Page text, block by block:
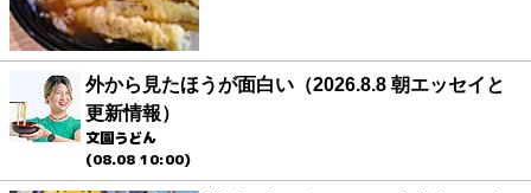
外から見たほうが面白い（2026.8.8 朝エッセイと
更新情報）
文園うどん
(08.08 10:00)